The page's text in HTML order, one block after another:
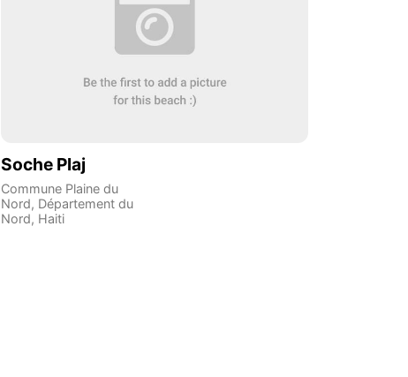
Soche Plaj
Commune Plaine du
Nord, Département du
Nord, Haiti